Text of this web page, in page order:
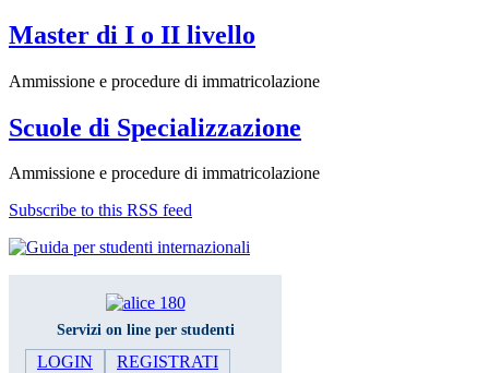
Master di I o II livello
Ammissione e procedure di immatricolazione
Scuole di Specializzazione
Ammissione e procedure di immatricolazione
Subscribe to this RSS feed
Servizi on line per studenti
LOGIN REGISTRATI